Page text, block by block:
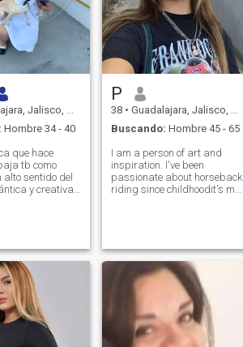
Jalisco, México
Hombre 34 - 40
tb como
alto sentido del
y creativa,
y estoy
ello.
P
38 • Guadalajara, Jalisco, México
Buscando: Hombre 45 - 65
I am a person of art and
inspiration. I've been
passionate about horseback
riding since childhoodit's my
and soul. I love singing,
reading, and immersing
myself in worlds full of
emotion and meaning. I paint
acrylicsdepending on my
mood, when my heart yearns
for color and form. I create